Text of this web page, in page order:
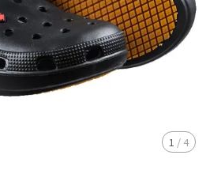
1 / 4